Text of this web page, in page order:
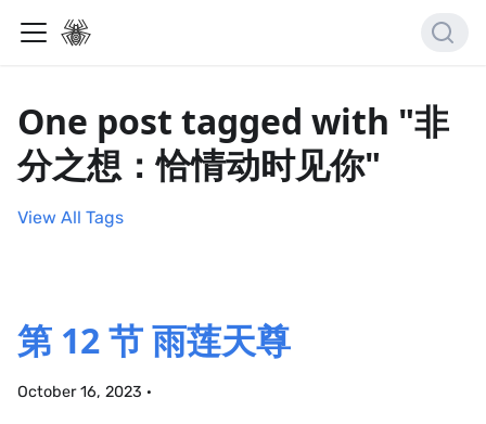
One post tagged with "非
分之想：恰情动时见你"
View All Tags
第 12 节 雨莲天尊
October 16, 2023 ·